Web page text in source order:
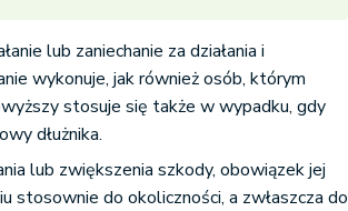
lub zaniechanie za działania i
wykonuje, jak również osób, którym
stosuje się także w wypadku, gdy
dłużnika.
lub zwiększenia szkody, obowiązek jej
stosownie do okoliczności, a zwłaszcza do